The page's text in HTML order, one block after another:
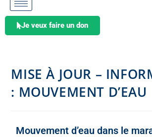
Je veux faire un don
MISE À JOUR –
: MOUVEMENT D’EAU
Mouvement d’eau dans le